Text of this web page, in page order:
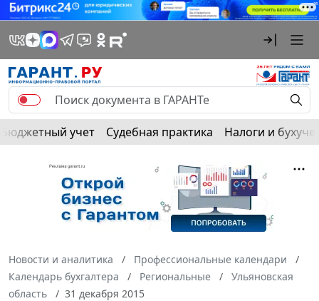
Бюджетный учет Судебная практика Налоги и
Новости и аналитика
Профессиональные календари
Календарь бухгалтера
Региональные
Ульяновская
область
31 декабря 2015